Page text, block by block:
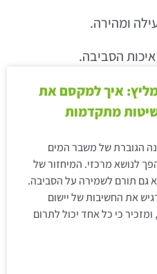
ומהירה.
הסביבה.
איך למקסם את
מתקדמות
הגוברת של משבר המים
לנושא מרכזי. המיחזור של
גם תורם לשמירה על הסביבה.
את החשיבות של יישום
כי כל אחד יכול לתרום